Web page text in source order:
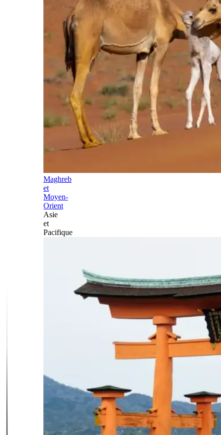
Maghreb
et
Moyen-
Orient
Asie
et
Pacifique